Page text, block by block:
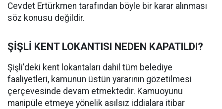
Cevdet Ertürkmen tarafından böyle bir karar alınması
söz konusu değildir.
ŞİŞLİ KENT LOKANTISI NEDEN KAPATILDI?
Şişli'deki kent lokantaları dahil tüm belediye
faaliyetleri, kamunun üstün yararının gözetilmesi
çerçevesinde devam etmektedir. Kamuoyunu
manipüle etmeye yönelik asılsız iddialara itibar